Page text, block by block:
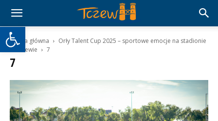
Otwórz pasek narzędzi
Strona główna
Orły Talent Cup 2025 – sportowe emocje na stadionie
w Tczewie
7
7